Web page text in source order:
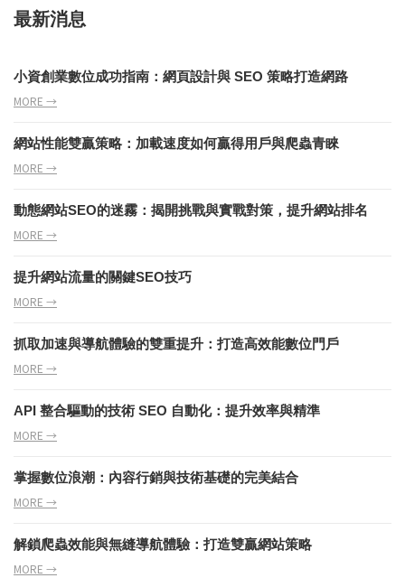
最新消息
小資創業數位成功指南：網頁設計與 SEO 策略打造網路
MORE →
網站性能雙贏策略：加載速度如何贏得用戶與爬蟲青睞
MORE →
動態網站SEO的迷霧：揭開挑戰與實戰對策，提升網站排名
MORE →
提升網站流量的關鍵SEO技巧
MORE →
抓取加速與導航體驗的雙重提升：打造高效能數位門戶
MORE →
API 整合驅動的技術 SEO 自動化：提升效率與精準
MORE →
掌握數位浪潮：內容行銷與技術基礎的完美結合
MORE →
解鎖爬蟲效能與無縫導航體驗：打造雙贏網站策略
MORE →